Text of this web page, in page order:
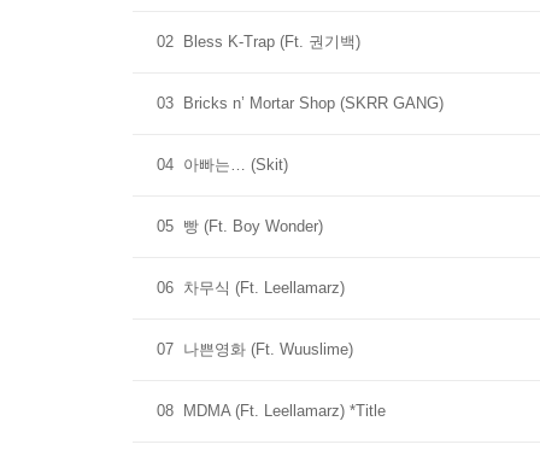
02 Bless K-Trap (Ft. 권기백)
03 Bricks n’ Mortar Shop (SKRR GANG)
04 아빠는… (Skit)
05 빵 (Ft. Boy Wonder)
06 차무식 (Ft. Leellamarz)
07 나쁜영화 (Ft. Wuuslime)
08 MDMA (Ft. Leellamarz) *Title